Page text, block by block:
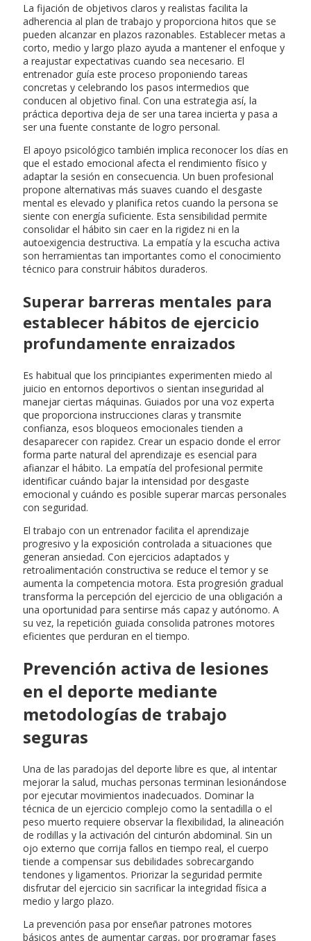
La fijación de objetivos claros y realistas facilita la
adherencia al plan de trabajo y proporciona hitos que se
pueden alcanzar en plazos razonables. Establecer metas a
corto, medio y largo plazo ayuda a mantener el enfoque y
a reajustar expectativas cuando sea necesario. El
entrenador guía este proceso proponiendo tareas
concretas y celebrando los pasos intermedios que
conducen al objetivo final. Con una estrategia así, la
práctica deportiva deja de ser una tarea incierta y pasa a
ser una fuente constante de logro personal.
El apoyo psicológico también implica reconocer los días en
que el estado emocional afecta el rendimiento físico y
adaptar la sesión en consecuencia. Un buen profesional
propone alternativas más suaves cuando el desgaste
mental es elevado y planifica retos cuando la persona se
siente con energía suficiente. Esta sensibilidad permite
consolidar el hábito sin caer en la rigidez ni en la
autoexigencia destructiva. La empatía y la escucha activa
son herramientas tan importantes como el conocimiento
técnico para construir hábitos duraderos.
Superar barreras mentales para
establecer hábitos de ejercicio
profundamente enraizados
Es habitual que los principiantes experimenten miedo al
juicio en entornos deportivos o sientan inseguridad al
manejar ciertas máquinas. Guiados por una voz experta
que proporciona instrucciones claras y transmite
confianza, esos bloqueos emocionales tienden a
desaparecer con rapidez. Crear un espacio donde el error
forma parte natural del aprendizaje es esencial para
afianzar el hábito. La empatía del profesional permite
identificar cuándo bajar la intensidad por desgaste
emocional y cuándo es posible superar marcas personales
con seguridad.
El trabajo con un entrenador facilita el aprendizaje
progresivo y la exposición controlada a situaciones que
generan ansiedad. Con ejercicios adaptados y
retroalimentación constructiva se reduce el temor y se
aumenta la competencia motora. Esta progresión gradual
transforma la percepción del ejercicio de una obligación a
una oportunidad para sentirse más capaz y autónomo. A
su vez, la repetición guiada consolida patrones motores
eficientes que perduran en el tiempo.
Prevención activa de lesiones
en el deporte mediante
metodologías de trabajo
seguras
Una de las paradojas del deporte libre es que, al intentar
mejorar la salud, muchas personas terminan lesionándose
por ejecutar movimientos inadecuados. Dominar la
técnica de un ejercicio complejo como la sentadilla o el
peso muerto requiere observar la flexibilidad, la alineación
de rodillas y la activación del cinturón abdominal. Sin un
ojo externo que corrija fallos en tiempo real, el cuerpo
tiende a compensar sus debilidades sobrecargando
tendones y ligamentos. Priorizar la seguridad permite
disfrutar del ejercicio sin sacrificar la integridad física a
medio y largo plazo.
La prevención pasa por enseñar patrones motores
básicos antes de aumentar cargas, por programar fases